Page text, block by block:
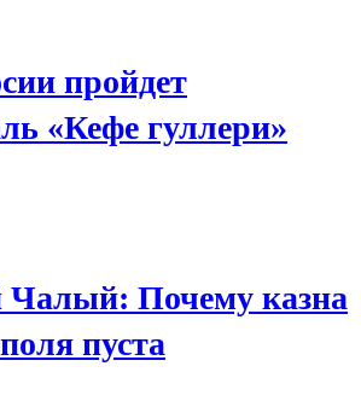
пройдет
«Кефе гуллери»
Чалый: Почему казна
пуста